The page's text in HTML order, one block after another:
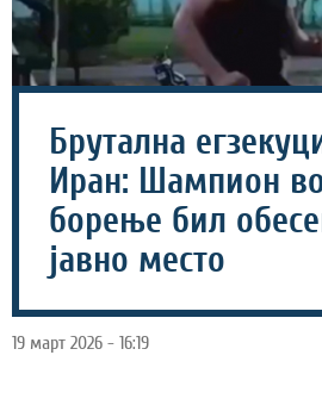
Брутална
Иран: Шампион
борење бил
јавно место
19 март 2026 - 16:19